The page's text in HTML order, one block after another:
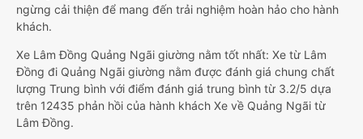
ngừng cải thiện để mang đến trải nghiệm hoàn hảo cho hành
khách.
Xe Lâm Đồng Quảng Ngãi giường nằm tốt nhất: Xe từ Lâm
Đồng đi Quảng Ngãi giường nằm được đánh giá chung chất
lượng Trung bình với điểm đánh giá trung bình từ 3.2/5 dựa
trên 12435 phản hồi của hành khách Xe về Quảng Ngãi từ
Lâm Đồng.